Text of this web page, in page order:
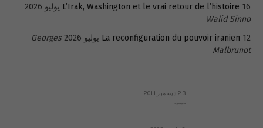
L’Irak, Washington et le vrai retour de l’histoire 16 يوليو 2026
Walid Sinno
La reconfiguration du pouvoir iranien 12 يوليو 2026
Georges
Malbrunot
23 ديسمبر 2011